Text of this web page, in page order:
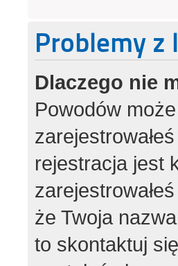
Problemy
Dlaczego nie
Powodów
rejestracja jest
że Twoja
to skontaktuj